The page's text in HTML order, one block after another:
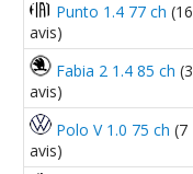
Punto 1.4 77 ch (16
avis)
Fabia 2 1.4 85 ch (3
avis)
Polo V 1.0 75 ch (7
avis)